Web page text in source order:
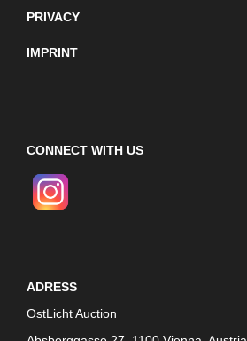
PRIVACY
IMPRINT
CONNECT WITH US
ADRESS
OstLicht Auction